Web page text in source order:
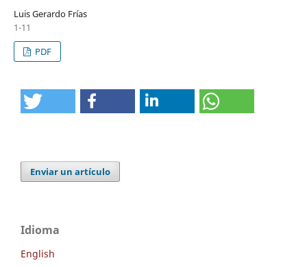
Luis Gerardo Frías
1-11
PDF
Enviar un artículo
Idioma
English